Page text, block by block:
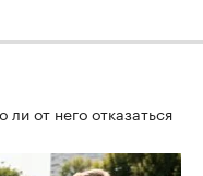
от него отказаться